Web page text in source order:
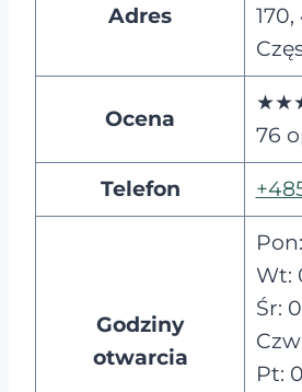
Adres
Ocena
76
Telefon
Godziny
otwarcia
Wt:
Śr:
Pt: